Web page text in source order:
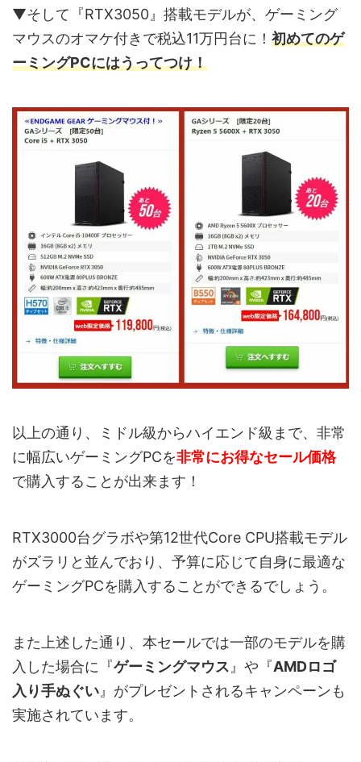
▼そして『RTX3050』搭載モデルが、ゲーミング
マウスのオマケ付きで税込11万円台に！ 初めてのゲ
ーミングPCにはうってつけ！
以上の通り、ミドル級からハイエンド級まで、非常
に幅広いゲーミングPCを非常にお得なセール価格
で購入することが出来ます！
RTX3000台グラボや第12世代Core CPU搭載モデル
がズラリと並んでおり、予算に応じて自身に最適な
ゲーミングPCを購入することができるでしょう。
また上述した通り、本セールでは一部のモデルを購
入した場合に『ゲーミングマウス』や『AMDロゴ
入り手ぬぐい』がプレゼントされるキャンペーンも
実施されています。